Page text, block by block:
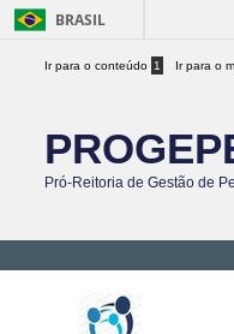
BRASIL
Ir para o conteúdo 1 Ir para o
Pró-Reitoria de Gestão de